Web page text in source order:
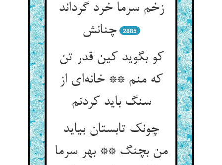
زخم سرما خرد گرداند
چنانش
2885
کو بگوید کین قدر تن
که منم ** خانه‌ای از
سنگ باید کردنم
چونک تابستان بیاید
من بچنگ ** بهر سرما